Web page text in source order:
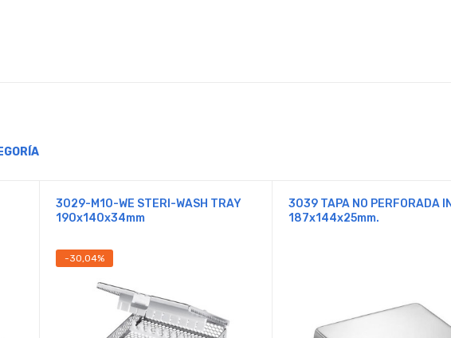
3029-M10-WE STERI-WASH TRAY
190x140x34mm
-30,04%
3039 TAPA NO PERFORADA
187x144x25mm.